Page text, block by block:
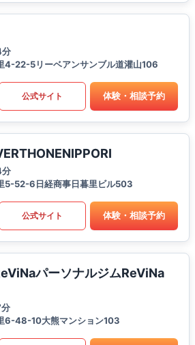
分
4-22-5リーベアンサンブル道灌山106
公式サイト 体験・相談予約
分
5-52-6日経商事日暮里ビル503
公式サイト 体験・相談予約
パーソナルジムReViNa
6-48-10大熊マンション103